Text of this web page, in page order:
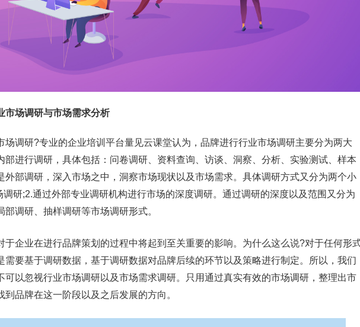
市场调研与市场需求分析
场调研?专业的企业培训平台量见云课堂认为，品牌进行行业市场调研主要分为两大
部进行调研，具体包括：问卷调研、资料查询、访谈、洞察、分析、实验测试、样本
外部调研，深入市场之中，洞察市场现状以及市场需求。具体调研方式又分为两个小
研;2.通过外部专业调研机构进行市场的深度调研。通过调研的深度以及范围又分为
调研、抽样调研等市场调研形式。
于企业在进行品牌策划的过程中将起到至关重要的影响。为什么这么说?对于任何形
需要基于调研数据，基于调研数据对品牌后续的环节以及策略进行制定。所以，我们
可以忽视行业市场调研以及市场需求调研。只用通过真实有效的市场调研，整理出市
品牌在这一阶段以及之后发展的方向。